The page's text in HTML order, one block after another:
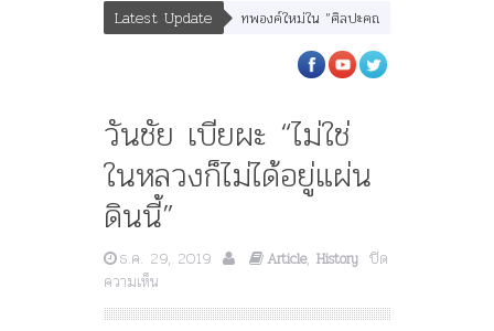
Latest Update
พบุตร” และ “เทพีรัฐธรรมนูญ” เทพองค์ใหม่ใน “ศิลปะคณะราษฎร”
วันชัย เบียผะ “ไม่ใช่
ในหลวงก็ไม่ได้อยู่แผ่น
ดินนี้”
ธ.ค. 29, 2019 Article, History ปิด
ความเห็น
วัน
ชัย